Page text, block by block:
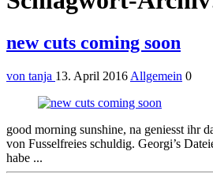
new cuts coming soon
von tanja 13. April 2016 Allgemein 0
good morning sunshine, na geniesst ihr
von Fusselfreies schuldig. Georgi’s
habe ...